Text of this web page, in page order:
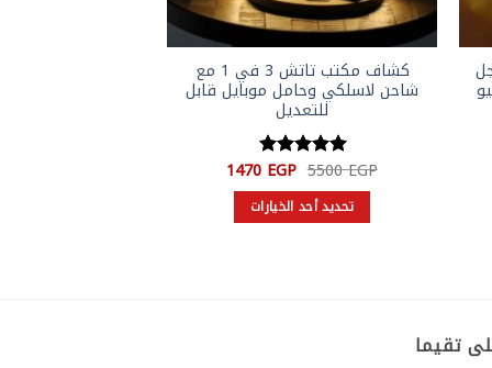
كشاف مكتب تاتش 3 في 1 مع
شاحن لاسلكي وحامل موبايل قابل
للتعديل
تم التقييم
5500EGP السعر
الأصلي
هو:
5500 EGP.
1470 EGP السعر
تحديد أحد الخيارات
هناك
تقيما